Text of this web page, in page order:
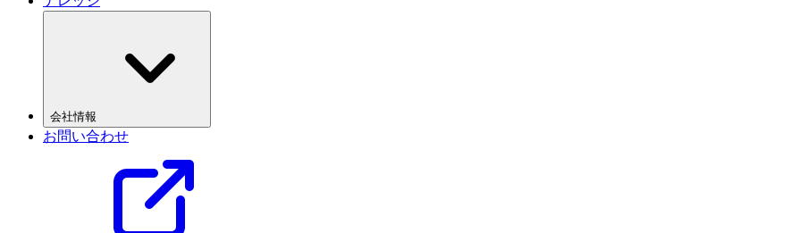
会社情報
お問い合わせ